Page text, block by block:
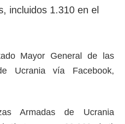
SERVICIOS
imágenes
incluidos 1.310 en el
Mayor General de las
Ucrania vía Facebook,
Armadas de Ucrania